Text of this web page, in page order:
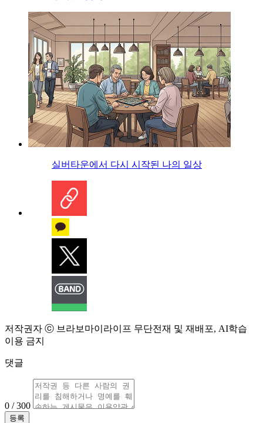
실버타운에서 다시 시작된 나의 일상
저작권자 ⓒ 브라보마이라이프 무단전재 및 재배포, AI학습
이용 금지
댓글
0 / 300